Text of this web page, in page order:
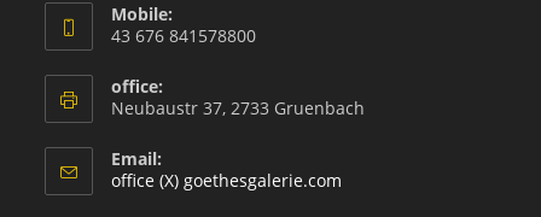
Mobile:
43 676 841578800
office:
Neubaustr 37, 2733 Gruenbach
Email:
office (X) goethesgalerie.com